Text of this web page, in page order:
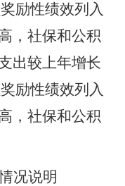
励性绩效列入
，社保和公积
出较上年增长
励性绩效列入
，社保和公积
况说明